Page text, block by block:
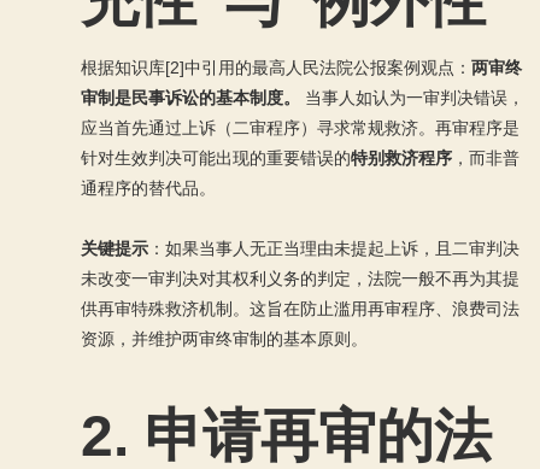
根据知识库[2]中引用的最高人民法院公报案例观点： 两审终
审制是民事诉讼的基本制度。
当事人如认为一审判决错误，
应当首先通过上诉（二审程序）寻求常规救济。再审程序是
针对生效判决可能出现的重要错误的特别救济程序 ，而非普
通程序的替代品。
关键提示 ：如果当事人无正当理由未提起上诉，且二审判决
未改变一审判决对其权利义务的判定，法院一般不再为其提
供再审特殊救济机制。这旨在防止滥用再审程序、浪费司法
资源，并维护两审终审制的基本原则。
2. 申请再审的法